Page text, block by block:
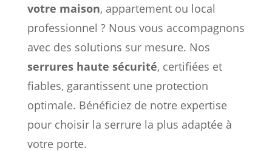
votre maison, appartement ou local
professionnel ? Nous vous accompagnons
avec des solutions sur mesure. Nos
serrures haute sécurité, certifiées et
fiables, garantissent une protection
optimale. Bénéficiez de notre expertise
pour choisir la serrure la plus adaptée à
votre porte.